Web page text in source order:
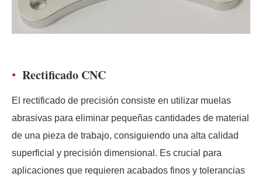
Rectificado CNC
El rectificado de precisión consiste en utilizar muelas
abrasivas para eliminar pequeñas cantidades de material
de una pieza de trabajo, consiguiendo una alta calidad
superficial y precisión dimensional. Es crucial para
aplicaciones que requieren acabados finos y tolerancias